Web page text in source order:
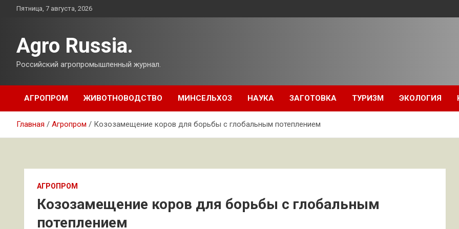
ПерейтиПятница, 7 августа, 2026
Agro Russia.
Российский агропромышленный журнал.
АГРОПРОМ ЖИВОТНОВОДСТВО МИНСЕЛЬХОЗ НАУКА ЗАГОТОВКА ТУРИЗМ ЭКОЛОГИЯ
Главная Агропром Козозамещение коров для борьбы с глобальным потеплением
АГРОПРОМ
Козозамещение коров для борьбы с глобальным
потеплением